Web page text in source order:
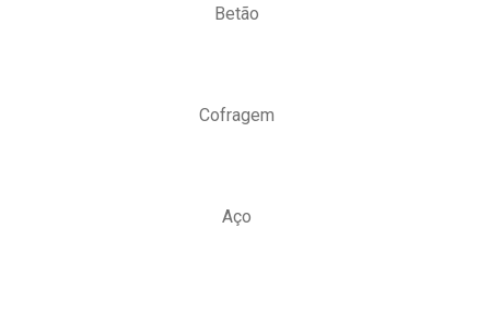
Betão
Cofragem
Aço